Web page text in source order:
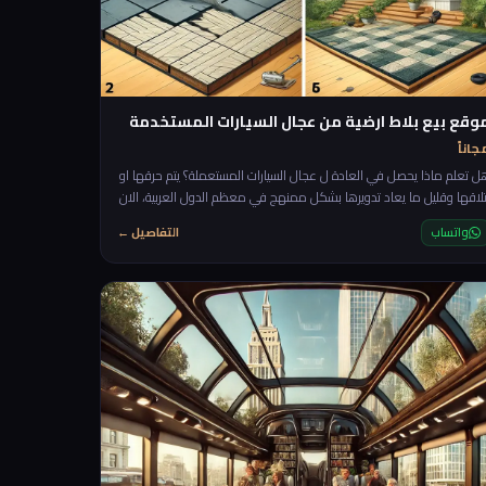
بيع بلاط ارضية من عجال السيارات المستخدمة
تعلم ماذا يحصل في العادة ل عجال السيارات المستعملة؟ يتم حرقها او
وقليل ما يعاد تدويرها بشكل ممنهج في معظم الدول العربية، الان
فكرة مربحة جدا وانا اضمن لك الطلب عليها لانها عملية جدا حتى
بعض الحالات افضل من البلاط الحجري العادي خاصة في ارضيات
النوادي الرياضية (Gyms) ارضيات الحدائق وغيرها. الية التنفيذ: سنحتاج فقط
الجزء العلوي من عجل السيارة سيتم قطعة بشكل متناسق على طول
واتساب التفاصيل ←